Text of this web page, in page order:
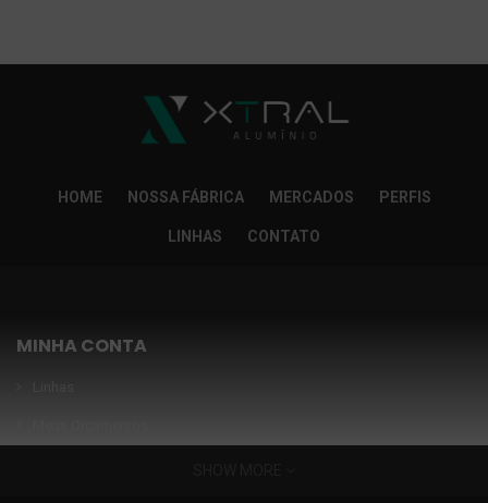
HOME NOSSA FÁBRICA MERCADOS PERFIS
LINHAS CONTATO
MINHA CONTA